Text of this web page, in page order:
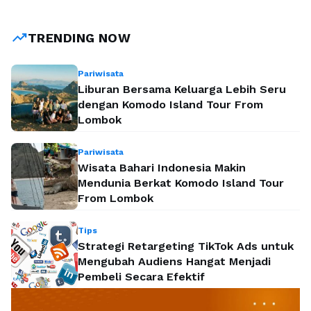
Parawansa. Jika Anies …
trending_upTRENDING NOW
Pariwisata
Liburan Bersama Keluarga Lebih Seru
dengan Komodo Island Tour From
Lombok
Pariwisata
Wisata Bahari Indonesia Makin
Mendunia Berkat Komodo Island Tour
From Lombok
Tips
Strategi Retargeting TikTok Ads untuk
Mengubah Audiens Hangat Menjadi
Pembeli Secara Efektif